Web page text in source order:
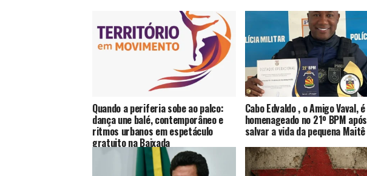
Quando a periferia sobe ao palco:
dança une balé, contemporâneo e
ritmos urbanos em espetáculo
gratuito na Baixada
Cabo Edvaldo , o Amigo Vaval, é
homenageado no 21º BPM após
salvar a vida da pequena Maitê